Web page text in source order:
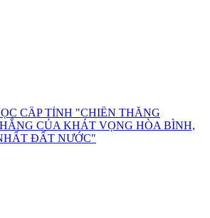
CẤP TỈNH "CHIẾN THẮNG
CỦA KHÁT VỌNG HÒA BÌNH,
ĐẤT NƯỚC"